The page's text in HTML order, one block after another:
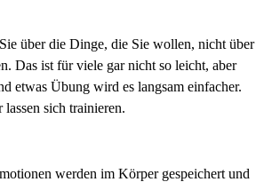
über die Dinge, die Sie wollen, nicht über
Das ist für viele gar nicht so leicht, aber
etwas Übung wird es langsam einfacher.
sich trainieren.
werden im Körper gespeichert und